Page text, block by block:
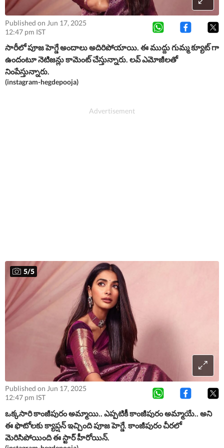
Published on Jun 17, 2025
12:47 pm IST
సారీలో పూజ హెగ్డే అందాలు అదిరిపోయాయి. ఈ ముద్దు గుమ్మ క్యూట్ గా
ఉందంటూ నెటిజన్లు కామెంట్ చేస్తున్నారు. లవ్ ఎమోజీలతో
నింపేస్తున్నారు.
(instagram-hegdepooja)
5/5
Published on Jun 17, 2025
12:47 pm IST
ఒక్కసారి కాంజీపురం అమ్మాయి.. ఎప్పటికీ కాంజీపురం అమ్మాయే.. అని
ఈ ఫొటోలకు క్యాప్షన్ ఇచ్చింది పూజ హెగ్డే. కాంజీపురం చీరలో
మెరిసిపోయింది ఈ స్టార్ హీరోయిన్.